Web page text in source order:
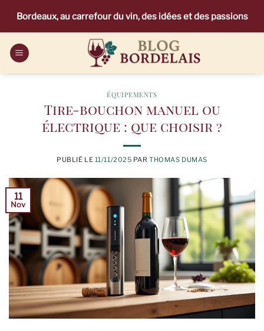
contenu
Bordeaux, au carrefour du vin, des idées et des passions
ÉQUIPEMENTS
Tire-bouchon manuel ou
électrique : que choisir ?
PUBLIÉ LE 11/11/2025 PARTHOMAS DUMAS
11
Nov